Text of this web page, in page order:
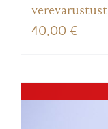
verevarustust
40,00 €